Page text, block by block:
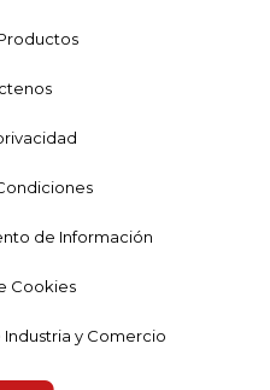
de Información
Cookies
y Comercio